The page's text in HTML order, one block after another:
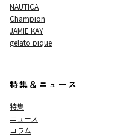
NAUTICA
Champion
JAMIE KAY
gelato pique
特集＆ニュース
特集
ニュース
コラム